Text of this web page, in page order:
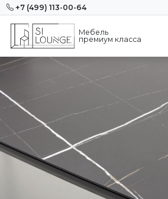
+7 (499) 113-00-64
Мебель
премиум класса